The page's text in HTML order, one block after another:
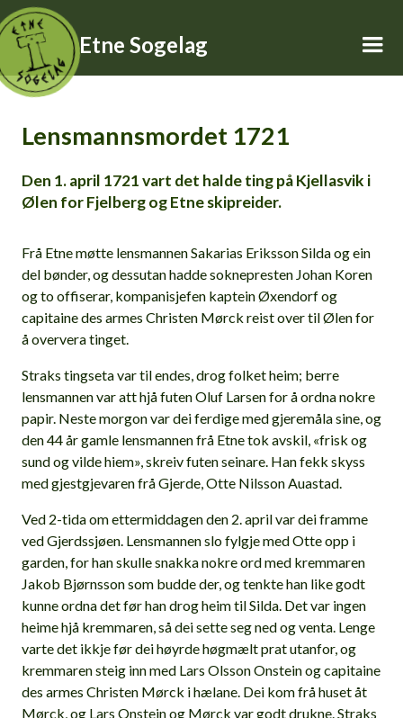
Etne Sogelag
Lensmannsmordet 1721
Den 1. april 1721 vart det halde ting på Kjellasvik i
Ølen for Fjelberg og Etne skipreider.
Frå Etne møtte lensmannen Sakarias Eriksson Silda og ein
del bønder, og dessutan hadde soknepresten Johan Koren
og to offiserar, kompanisjefen kaptein Øxendorf og
capitaine des armes Christen Mørck reist over til Ølen for
å oververa tinget.
Straks tingseta var til endes, drog folket heim; berre
lensmannen var att hjå futen Oluf Larsen for å ordna nokre
papir. Neste morgon var dei ferdige med gjeremåla sine, og
den 44 år gamle lensmannen frå Etne tok avskil, «frisk og
sund og vilde hiem», skreiv futen seinare. Han fekk skyss
med gjestgjevaren frå Gjerde, Otte Nilsson Auastad.
Ved 2-tida om ettermiddagen den 2. april var dei framme
ved Gjerdssjøen. Lensmannen slo fylgje med Otte opp i
garden, for han skulle snakka nokre ord med kremmaren
Jakob Bjørnsson som budde der, og tenkte han like godt
kunne ordna det før han drog heim til Silda. Det var ingen
heime hjå kremmaren, så dei sette seg ned og venta. Lenge
varte det ikkje før dei høyrde høgmælt prat utanfor, og
kremmaren steig inn med Lars Olsson Onstein og capitaine
des armes Christen Mørck i hælane. Dei kom frå huset åt
Mørck, og Lars Onstein og Mørck var godt drukne. Straks